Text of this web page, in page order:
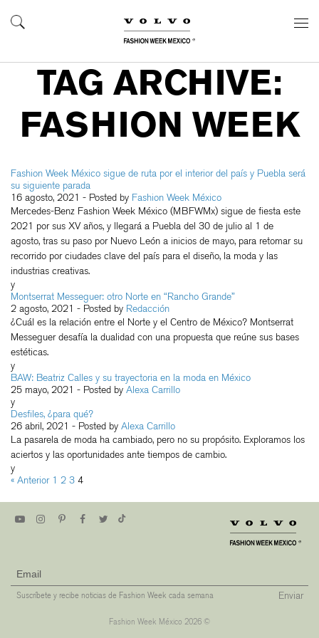
TAG ARCHIVE:
FASHION WEEK
Fashion Week México sigue de ruta por el interior del país y Puebla será
su siguiente parada
16 agosto, 2021 - Posted by Fashion Week México
Mercedes-Benz Fashion Week México (MBFWMx) sigue de fiesta este
2021 por sus XV años, y llegará a Puebla del 30 de julio al 1 de
agosto, tras su paso por Nuevo León a inicios de mayo, para retomar su
recorrido por ciudades clave del país para el diseño, la moda y las
industrias creativas.
y
Montserrat Messeguer: otro Norte en “Rancho Grande”
2 agosto, 2021 - Posted by Redacción
¿Cuál es la relación entre el Norte y el Centro de México? Montserrat
Messeguer desafía la dualidad con una propuesta que reúne sus bases
estéticas.
y
BAW: Beatriz Calles y su trayectoria en la moda en México
25 mayo, 2021 - Posted by Alexa Carrillo
y
Desfiles, ¿para qué?
26 abril, 2021 - Posted by Alexa Carrillo
La pasarela de moda ha cambiado, pero no su propósito. Exploramos los
aciertos y las oportunidades ante tiempos de cambio.
y
« Anterior 1 2 3 4
Suscríbete y recibe noticias de Fashion Week cada semana Enviar
Fashion Week México 2026 ©